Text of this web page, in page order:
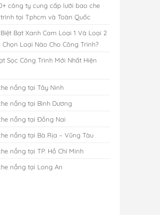
công ty cung cấp lưới bao che
tại Tphcm và Toàn Quốc
Bạt Xanh Cam Loại 1 Và Loại 2
Chọn Loại Nào Cho Công Trình?
Sọc Công Trình Mới Nhất Hiện
nắng tại Tây Ninh
nắng tại Bình Dương
nắng tại Đồng Nai
nắng tại Bà Rịa – Vũng Tàu
nắng tại TP. Hồ Chí Minh
nắng tại Long An